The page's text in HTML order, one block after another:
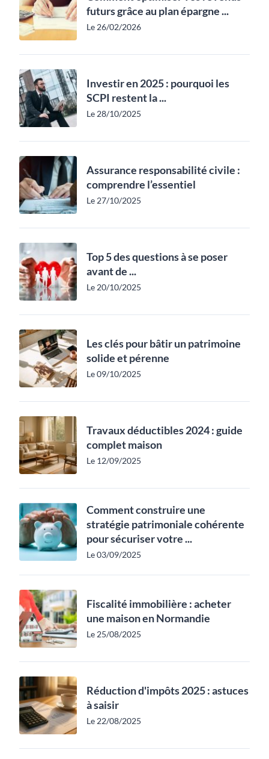
futurs grâce au plan épargne ...
Le 26/02/2026
Investir en 2025 : pourquoi les
SCPI restent la ...
Le 28/10/2025
Assurance responsabilité civile :
comprendre l’essentiel
Le 27/10/2025
Top 5 des questions à se poser
avant de ...
Le 20/10/2025
Les clés pour bâtir un patrimoine
solide et pérenne
Le 09/10/2025
Travaux déductibles 2024 : guide
complet maison
Le 12/09/2025
Comment construire une
stratégie patrimoniale cohérente
pour sécuriser votre ...
Le 03/09/2025
Fiscalité immobilière : acheter
une maison en Normandie
Le 25/08/2025
Réduction d'impôts 2025 : astuces
à saisir
Le 22/08/2025